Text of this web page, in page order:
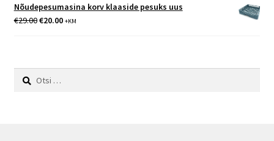
€29.00.€20.00.
Nõudepesumasina korv klaaside pesuks uus
€29.00Algne
€20.00Praegune
+KM
Otsi: